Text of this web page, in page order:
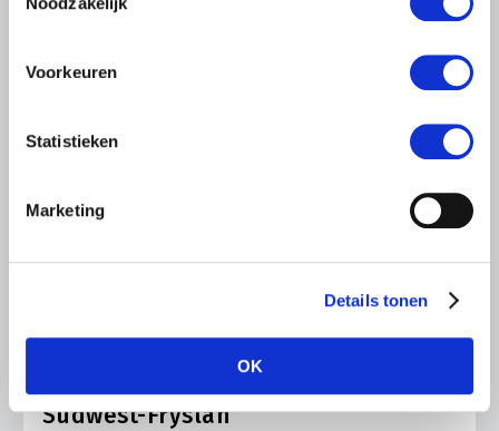
Voorkeuren
Statistieken
Marketing
Details tonen
OK
Kamerlid Goudzwaard (JA21)
bezoekt melkveehouderij in
Súdwest-Fryslân